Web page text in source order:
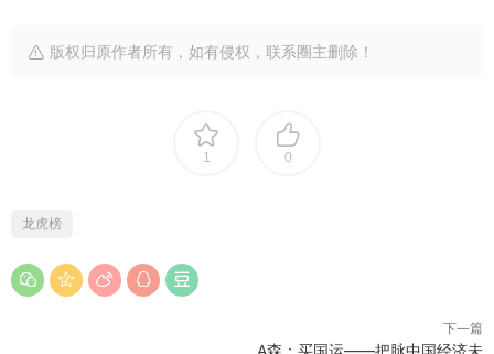
版权归原作者所有，如有侵权，联系圈主删除！
1 0
龙虎榜
下一篇
A森：买国运——把脉中国经济未